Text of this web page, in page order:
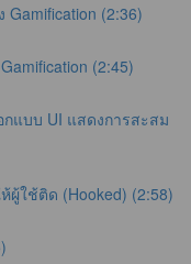
Gamification (2:36)
(2:45)
กแบบ UI แสดงการสะสม
ผู้ใช้ติด (Hooked) (2:58)